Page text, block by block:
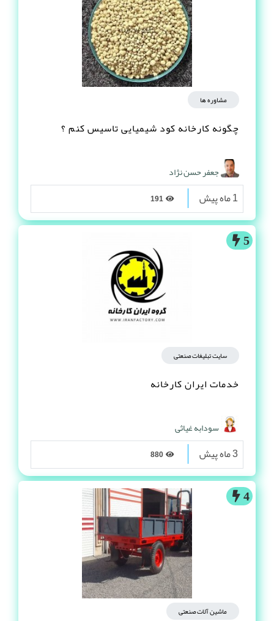
مشاوره ها
چگونه کارخانه کود شیمیایی تاسیس کنم ؟
جعفر حسن نژاد
1 ماه پیش
5
سایت تبلیغات صنعتی
خدمات ایران کارخانه
سودابه غیاثی
3 ماه پیش
4
ماشین آلات صنعتی